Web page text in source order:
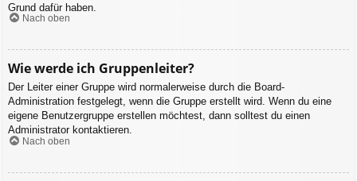
Grund dafür haben.
Nach oben
Wie werde ich Gruppenleiter?
Der Leiter einer Gruppe wird normalerweise durch die Board-
Administration festgelegt, wenn die Gruppe erstellt wird. Wenn du eine
eigene Benutzergruppe erstellen möchtest, dann solltest du einen
Administrator kontaktieren.
Nach oben